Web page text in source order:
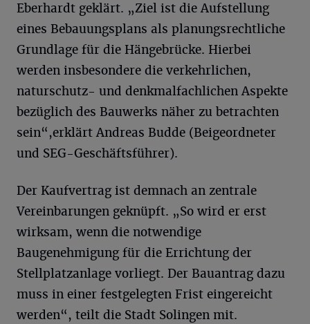
Eberhardt geklärt. „Ziel ist die Aufstellung
eines Bebauungsplans als planungsrechtliche
Grundlage für die Hängebrücke. Hierbei
werden insbesondere die verkehrlichen,
naturschutz- und denkmalfachlichen Aspekte
bezüglich des Bauwerks näher zu betrachten
sein“,erklärt Andreas Budde (Beigeordneter
und SEG-Geschäftsführer).
Der Kaufvertrag ist demnach an zentrale
Vereinbarungen geknüpft. „So wird er erst
wirksam, wenn die notwendige
Baugenehmigung für die Errichtung der
Stellplatzanlage vorliegt. Der Bauantrag dazu
muss in einer festgelegten Frist eingereicht
werden“, teilt die Stadt Solingen mit.